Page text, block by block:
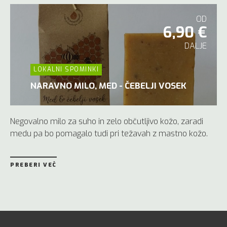
OD
6,90 €
DALJE
LOKALNI SPOMINKI
NARAVNO MILO, MED - ČEBELJI VOSEK
Negovalno milo za suho in zelo občutljivo kožo, zaradi
medu pa bo pomagalo tudi pri težavah z mastno kožo.
PREBERI VEČ